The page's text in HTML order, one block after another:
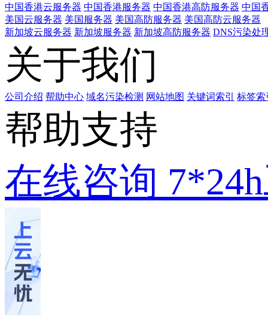
中国香港云服务器 中国香港服务器 中国香港高防服务器 中国
美国云服务器 美国服务器 美国高防服务器 美国高防云服务器
新加坡云服务器 新加坡服务器 新加坡高防服务器 DNS污染处
关于我们
公司介绍 帮助中心 域名污染检测 网站地图 关键词索引 标签索
帮助支持
在线咨询